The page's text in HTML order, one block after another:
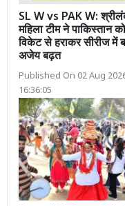
SL W vs PAK W:
महिला टीम ने पाकिस्तान
विकेट से हराकर सीरीज में
अजेय बढ़त
Published On 02 Aug
16:36:05